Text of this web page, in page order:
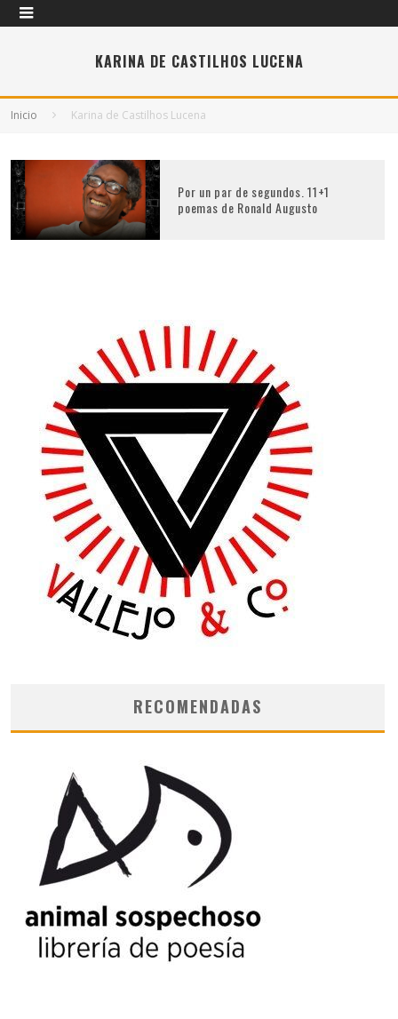
KARINA DE CASTILHOS LUCENA
Inicio Karina de Castilhos Lucena
Por un par de segundos. 11+1
poemas de Ronald Augusto
RECOMENDADAS